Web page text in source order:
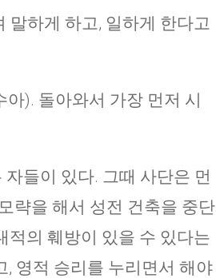
말하게 하고, 일하게 한다고
). 돌아와서 가장 먼저 시
들이 있다. 그때 사단은 먼
략을 해서 성전 건축을 중단
적의 훼방이 있을 수 있다는
, 영적 승리를 누리면서 해야